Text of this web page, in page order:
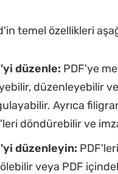
temel özellikleri
düzenle: PDF'ye
düzenleyebilir ve
Ayrıca
döndürebilir ve
düzenleyin:
veya PDF